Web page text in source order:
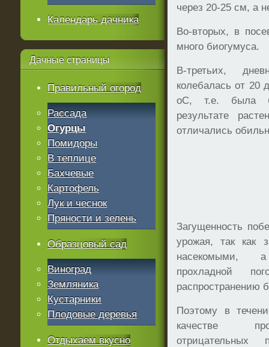
через 20-25 см, а
Во-вторых, в
много биогумуса.
В-третьих,
колебалась от 20
оС, т.е. была
результате
отличались
Загущенность
урожая, так как
насекомыми,
прохладной
распространению
Поэтому в
качестве
Календарь дачника
Дачные страницы
Правильный огород
Рассада
Огурцы
Помидоры
В теплице
Бахчевые
Картофель
Лук и чеснок
Пряности и зелень
Образцовый сад
Виноград
Земляника
Кустарники
Плодовые деревья
Отдыхаем вкусно